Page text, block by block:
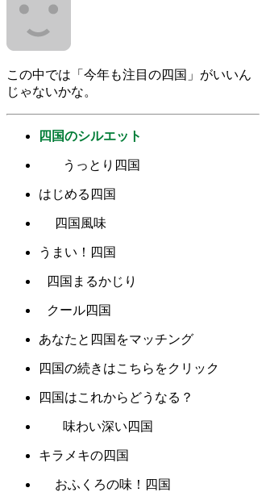
この中では「今年も注目の四国」がいいん
じゃないかな。
四国のシルエット
うっとり四国
はじめる四国
四国風味
うまい！四国
四国まるかじり
クール四国
あなたと四国をマッチング
四国の続きはこちらをクリック
四国はこれからどうなる？
味わい深い四国
キラメキの四国
おふくろの味！四国